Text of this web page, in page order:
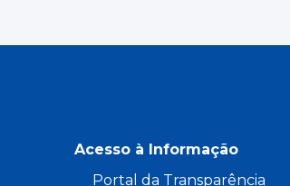
Acesso à Informação
Portal da Transparência